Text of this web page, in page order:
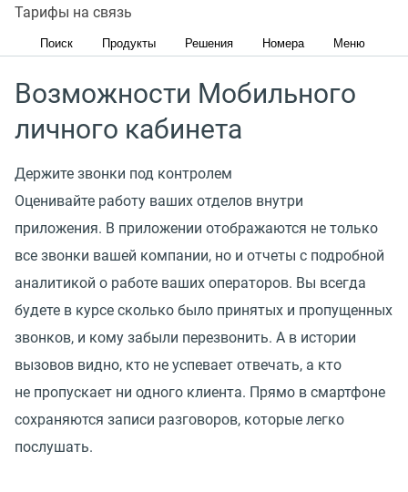
Тарифы на связь
Поиск Продукты Решения Номера Меню
значит, что вы не потеряете клиентов и обеспечите
стабильную работу компании.
Возможности Мобильного
личного кабинета
Держите звонки под контролем
Оценивайте работу ваших отделов внутри
приложения. В приложении отображаются не только
все звонки вашей компании, но и отчеты с подробной
аналитикой о работе ваших операторов. Вы всегда
будете в курсе сколько было принятых и пропущенных
звонков, и кому забыли перезвонить. А в истории
вызовов видно, кто не успевает отвечать, а кто
не пропускает ни одного клиента. Прямо в смартфоне
сохраняются записи разговоров, которые легко
послушать.